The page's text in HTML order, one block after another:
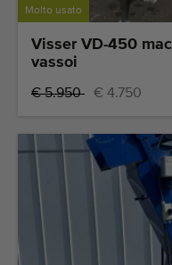
Molto usato
Visser VD-450
vassoi
€ 5.950 € 4.750